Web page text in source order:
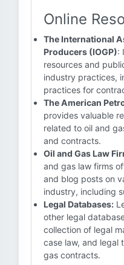
Online
The International
Producers (IOGP):
resources and
industry practices,
practices for
The American
provides valuable
related to oil and
and contracts.
Oil and Gas Law
and gas law firms
and blog posts on
industry, including
Legal Databases:
other legal
collection of legal
case law, and legal
gas contracts.